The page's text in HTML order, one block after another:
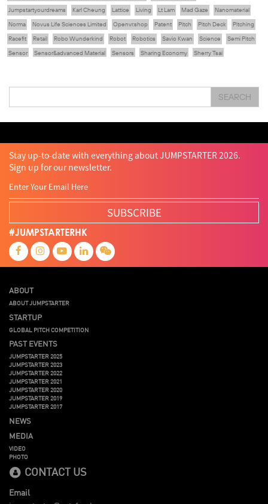
Jumpstartyourdreams
Karl Cheung Lattice Living Lt Lam Mad Gaze
Nanomaterial
Norma
Novus Life Sciences Limited Openvr.shop Patent Pitch Pitch Deck
Pitching
Racefit
Retail Robo Wunderkind Robot Robotics Savio Kwan Science
Semi Pitch
Sensor
Sensor&advanced Material Sensors Sharing Economy
Sherry Tsai
Vr
嚴震銘
夢想本應翺翔 智慧城市 林亮 楊聖武 機械人技術 盛智文 總決賽
蔡曉慧
SEARCH
Stay up-to-date with everything about JUMPSTARTER 2026.
Sign up for our newsletter.
SUBSCRIBE
#JUMPSTARTERHK
ABOUT
ABOUT JUMPSTARTER
STARTUP
GLOBAL PITCH COMPETITION
PAST EVENTS
JUMPSTARTER 2025
JUMPSTARTER 2023
JUMPSTARTER 2022
JUMPSTARTER 2021
JUMPSTARTER 2020
JUMPSTARTER 2019
JUMPSTARTER 2017
NEWS
MEDIA
VIDEO
PHOTO
CONTACT US
Email